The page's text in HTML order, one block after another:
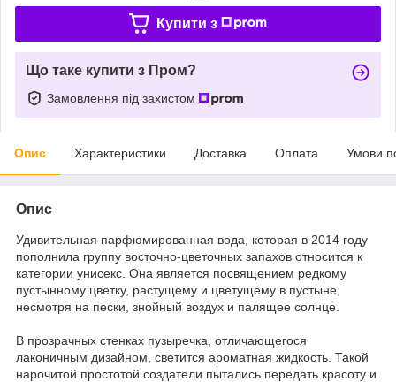
Купити з
Що таке купити з Пром?
Замовлення під захистом
Опис Характеристики Доставка Оплата Умови
Опис
Удивительная парфюмированная вода, которая в 2014 году
пополнила группу восточно-цветочных запахов относится к
категории унисекс. Она является посвящением редкому
пустынному цветку, растущему и цветущему в пустыне,
несмотря на пески, знойный воздух и палящее солнце.
В прозрачных стенках пузыречка, отличающегося
лаконичным дизайном, светится ароматная жидкость. Такой
нарочитой простотой создатели пытались передать красоту и